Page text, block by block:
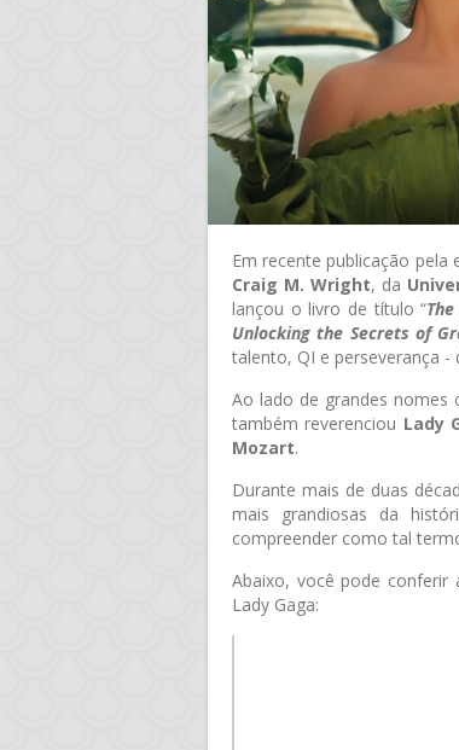
Em recente publicação pela
Craig M. Wright, da
lançou o livro de título “
Unlocking the Secrets of
talento, QI e perseverança -
Ao lado de grandes nomes
também reverenciou Lady
Mozart.
Durante mais de duas
mais grandiosas da
compreender como tal
Abaixo, você pode conferir
Lady Gaga: